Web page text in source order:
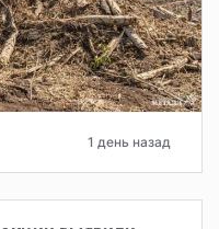
1 день назад